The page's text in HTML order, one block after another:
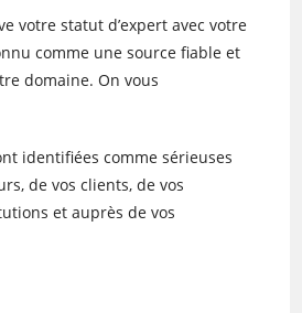
votre statut d’expert avec votre
comme une source fiable et
domaine. On vous
identifiées comme sérieuses
de vos clients, de vos
et auprès de vos